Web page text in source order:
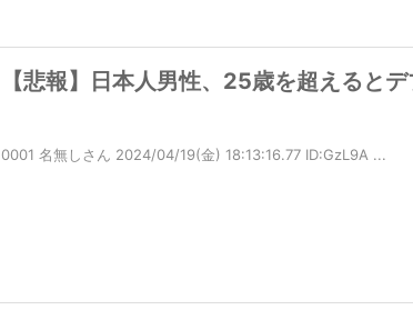
【悲報】日本人男性、25歳を超えると
0001 名無しさん 2024/04/19(金) 18:13:16.77 ID:GzL9A ...